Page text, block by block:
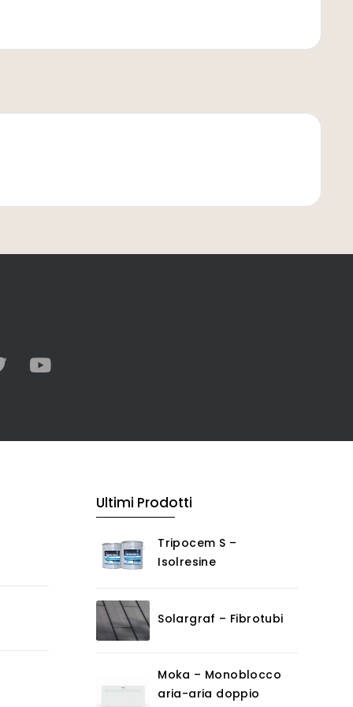
Ultimi Prodotti
Tripocem S –
Isolresine
Solargraf – Fibrotubi
Moka – Monoblocco
aria-aria doppio